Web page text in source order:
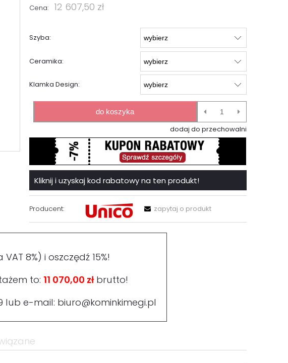
Cena: 12 607,50 zł
Szyba:
Ceramika:
Klamka Design:
do koszyka
dodaj do przechowalni
Kliknij i uzyskaj kod rabatowy na ten produkt!
Producent: zapytaj o produkt
8%) i oszczędź 15%!
to: 11 070,00 złbrutto!
lub e-mail: biuro@kominkimegi.pl